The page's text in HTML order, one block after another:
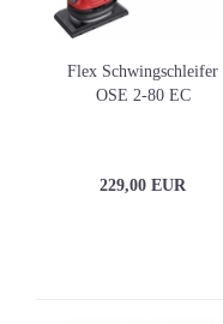
Flex Schwingschleifer
OSE 2-80 EC
229,00 EUR